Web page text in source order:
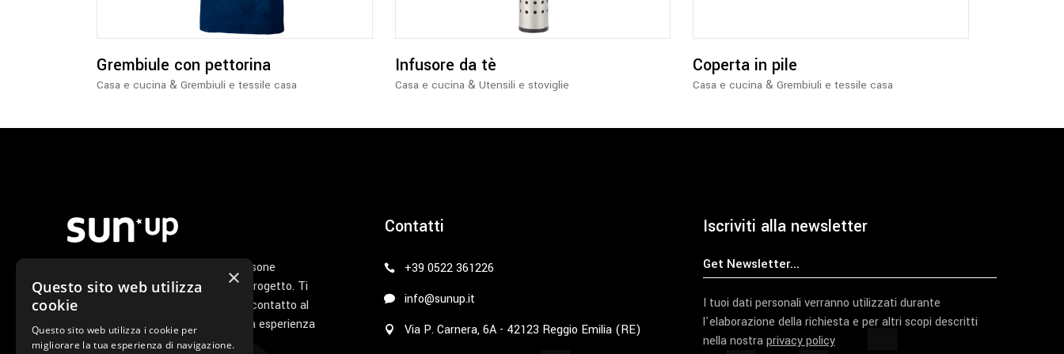
possono
essere
scelte
Grembiule con pettorina
Casa e cucina & Grembiuli e tessile casa
Infusore da tè
Casa e cucina& Utensili e stoviglie
possono
scelte
Coperta in pile
Casa e cucina &Grembiuli e tessile casa
Noi di Sunup siamo un gruppo di persone
appassionate che ha a cuore il tuo progetto. Ti
seguiamo personalmente dal primo contatto al
servizio di post vendita perché la tua esperienza
con noi sia unica e speciale.
Contatti
+39 0522 361226
info@sunup.it
Via P. Carnera, 6A - 42123 Reggio Emilia (RE)
Iscriviti alla newsletter
I tuoi dati personali verranno utilizzati durante
l'elaborazione della richiesta e per altri scopi descritti
nella nostraprivacy policy
×
Questo sito web utilizza
cookie
Questo sito web utilizza i cookie per
migliorare la tua esperienza di navigazione.